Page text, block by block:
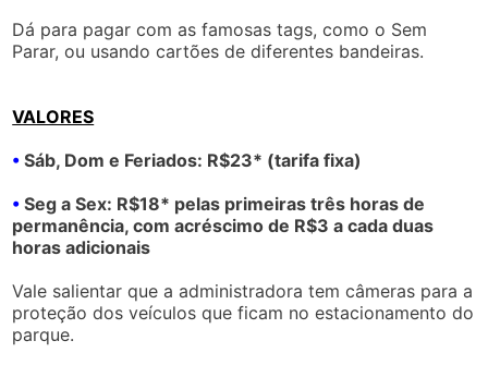
Dá para pagar com as famosas tags, como o Sem
Parar, ou usando cartões de diferentes bandeiras.
VALORES
• Sáb, Dom e Feriados: R$23* (tarifa fixa)
• Seg a Sex: R$18* pelas primeiras três horas de
permanência, com acréscimo de R$3 a cada duas
horas adicionais
Vale salientar que a administradora tem câmeras para a
proteção dos veículos que ficam no estacionamento do
parque.